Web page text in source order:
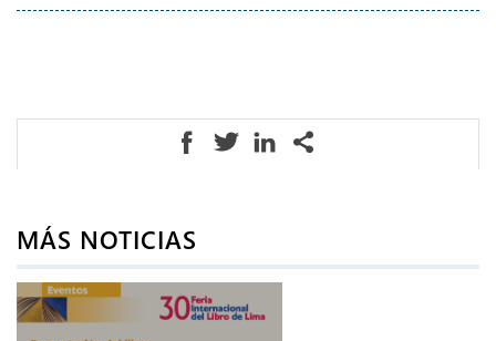
MÁS NOTICIAS